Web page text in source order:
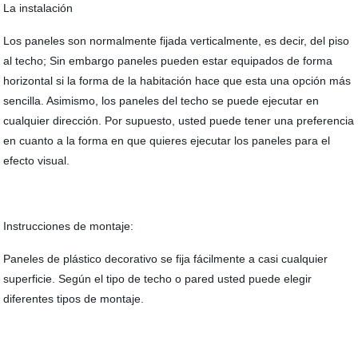
La instalación
Los paneles son normalmente fijada verticalmente, es decir, del piso
al techo; Sin embargo paneles pueden estar equipados de forma
horizontal si la forma de la habitación hace que esta una opción más
sencilla. Asimismo, los paneles del techo se puede ejecutar en
cualquier dirección. Por supuesto, usted puede tener una preferencia
en cuanto a la forma en que quieres ejecutar los paneles para el
efecto visual.
Instrucciones de montaje:
Paneles de plástico decorativo se fija fácilmente a casi cualquier
superficie. Según el tipo de techo o pared usted puede elegir
diferentes tipos de montaje.